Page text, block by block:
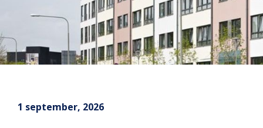
1 september, 2026